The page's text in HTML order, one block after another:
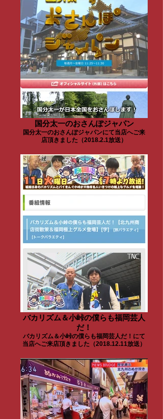
国分太一のおさんぽジャパン
国分太一のおさんぽジャパンにて当店へご来
店頂きました（2018.2.1放送）
バカリズム＆小峠の僕らも福岡芸人
だ！
バカリズム＆小峠の僕らも福岡芸人だ！にて
当店へご来店頂きました（2018.12.11放送）